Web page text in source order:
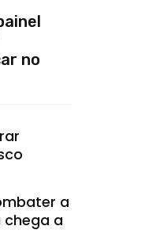
no
a
chega a